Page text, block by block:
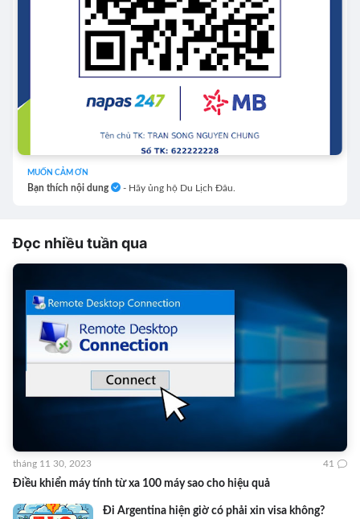
MUỐN CẢM ƠN
Bạn thích nội dung - Hãy ủng hộ Du Lịch Đâu.
Đọc nhiều tuần qua
Điều khiển máy tính từ xa 100 máy sao cho hiệu quả
tháng 11 30, 2023 41
Đi Argentina hiện giờ có phải xin visa không?